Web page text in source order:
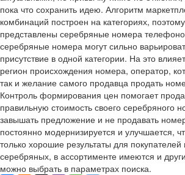
пока что сохранить идею. Алгоритм
комбинаций построен на категориях,
представлены серебряные номера
серебряные номера могут сильно
присутствие в одной категории. На это
регион происхождения номера, оператор,
так и желание самого продавца продать
Контроль формирования цен помогает
правильную стоимость своего серебряного
завышать предложение и не продавать
постоянно модернизируется и улучшается,
только хорошие результаты для
серебряных, в ассортименте имеются и
можно выбрать в параметрах поиска.